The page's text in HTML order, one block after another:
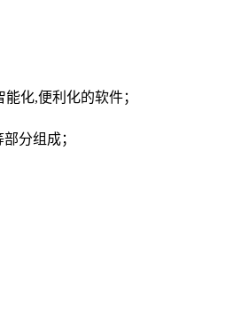
化,便利化的软件；
分组成；